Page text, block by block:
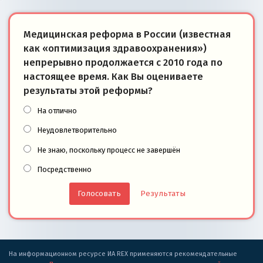
Медицинская реформа в России (известная
как «оптимизация здравоохранения»)
непрерывно продолжается с 2010 года по
настоящее время. Как Вы оцениваете
результаты этой реформы?
На отлично
Неудовлетворительно
Не знаю, поскольку процесс не завершён
Посредственно
Результаты
На информационном ресурсе ИА REX применяются рекомендательные